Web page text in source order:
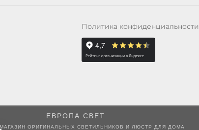
Политика конфиденциальности
ЕВРОПА СВЕТ
ОРИГИНАЛЬНЫХ СВЕТИЛЬНИКОВ И ЛЮСТР ДЛЯ ДОМА